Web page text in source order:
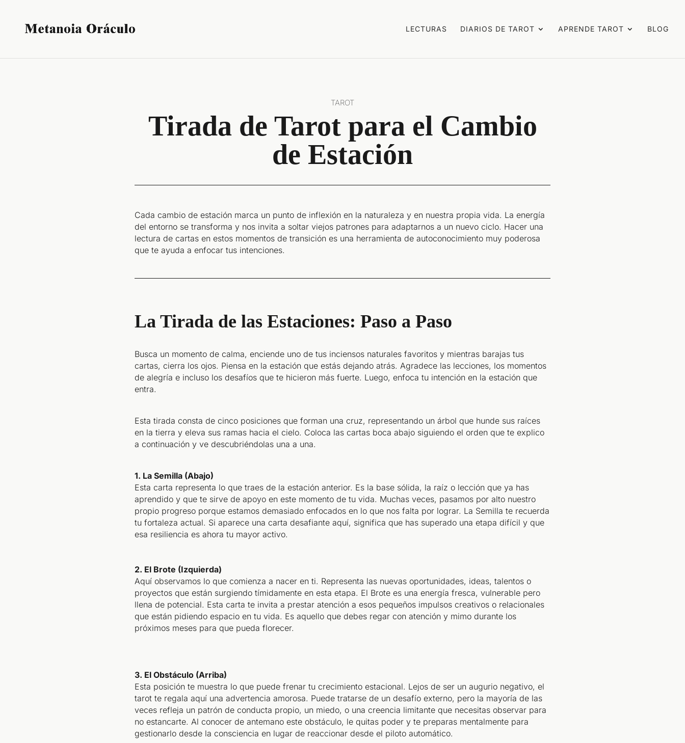
LECTURAS DIARIOS DE TAROT APRENDE TAROT BLOG
TAROT
Tirada de Tarot para el Cambio
de Estación
Cada cambio de estación marca un punto de inflexión en la naturaleza y en nuestra propia vida. La energía
del entorno se transforma y nos invita a soltar viejos patrones para adaptarnos a un nuevo ciclo. Hacer una
lectura de cartas en estos momentos de transición es una herramienta de autoconocimiento muy poderosa
que te ayuda a enfocar tus intenciones.
La Tirada de las Estaciones: Paso a Paso
Busca un momento de calma, enciende uno de tus inciensos naturales favoritos y mientras barajas tus
cartas, cierra los ojos. Piensa en la estación que estás dejando atrás. Agradece las lecciones, los momentos
de alegría e incluso los desafíos que te hicieron más fuerte. Luego, enfoca tu intención en la estación que
entra.
Esta tirada consta de cinco posiciones que forman una cruz, representando un árbol que hunde sus raíces
en la tierra y eleva sus ramas hacia el cielo. Coloca las cartas boca abajo siguiendo el orden que te explico
a continuación y ve descubriéndolas una a una.
1. La Semilla (Abajo)
Esta carta representa lo que traes de la estación anterior. Es la base sólida, la raíz o lección que ya has
aprendido y que te sirve de apoyo en este momento de tu vida. Muchas veces, pasamos por alto nuestro
propio progreso porque estamos demasiado enfocados en lo que nos falta por lograr. La Semilla te recuerda
tu fortaleza actual. Si aparece una carta desafiante aquí, significa que has superado una etapa difícil y que
esa resiliencia es ahora tu mayor activo.
2. El Brote (Izquierda)
Aquí observamos lo que comienza a nacer en ti. Representa las nuevas oportunidades, ideas, talentos o
proyectos que están surgiendo tímidamente en esta etapa. El Brote es una energía fresca, vulnerable pero
llena de potencial. Esta carta te invita a prestar atención a esos pequeños impulsos creativos o relacionales
que están pidiendo espacio en tu vida. Es aquello que debes regar con atención y mimo durante los
próximos meses para que pueda florecer.
3. El Obstáculo (Arriba)
Esta posición te muestra lo que puede frenar tu crecimiento estacional. Lejos de ser un augurio negativo, el
tarot te regala aquí una advertencia amorosa. Puede tratarse de un desafío externo, pero la mayoría de las
veces refleja un patrón de conducta propio, un miedo, o una creencia limitante que necesitas observar para
no estancarte. Al conocer de antemano este obstáculo, le quitas poder y te preparas mentalmente para
gestionarlo desde la consciencia en lugar de reaccionar desde el piloto automático.